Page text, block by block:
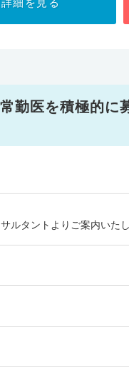
勤医を積極的に
ルタントよりご案内いたし